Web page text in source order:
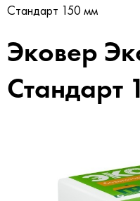
Стандарт 150 мм
Эковер
Стандарт